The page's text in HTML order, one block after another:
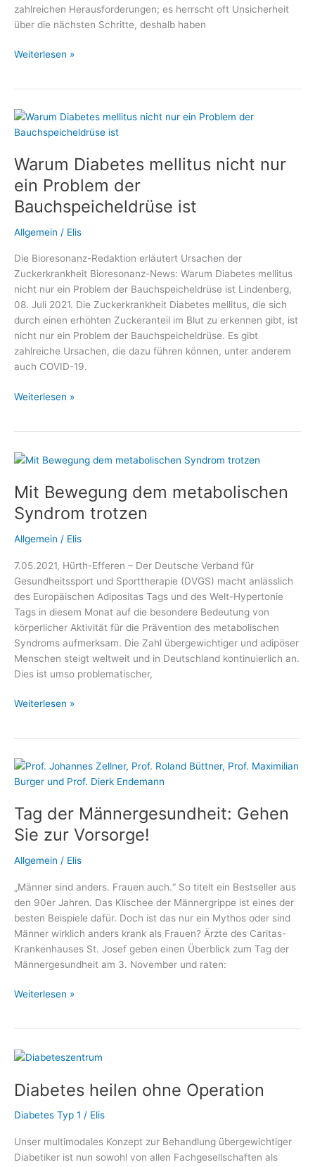
zahlreichen Herausforderungen; es herrscht oft Unsicherheit
über die nächsten Schritte, deshalb haben
Vor
Medizin
und
Fachmediziner
und
Wellness
Weiterlesen »
Warum Diabetes mellitus nicht nur
ein Problem der
Bauchspeicheldrüse ist
Allgemein / Elis
Die Bioresonanz-Redaktion erläutert Ursachen der
Zuckerkrankheit Bioresonanz-News: Warum Diabetes mellitus
nicht nur ein Problem der Bauchspeicheldrüse ist Lindenberg,
08. Juli 2021. Die Zuckerkrankheit Diabetes mellitus, die sich
durch einen erhöhten Zuckeranteil im Blut zu erkennen gibt, ist
nicht nur ein Problem der Bauchspeicheldrüse. Es gibt
zahlreiche Ursachen, die dazu führen können, unter anderem
auch COVID-19.
Warum
nur
Problem
der
Bauchspeicheldrüse
ist
Weiterlesen »
Mit Bewegung dem metabolischen
Syndrom trotzen
Allgemein / Elis
7.05.2021, Hürth-Efferen – Der Deutsche Verband für
Gesundheitssport und Sporttherapie (DVGS) macht anlässlich
des Europäischen Adipositas Tags und des Welt-Hypertonie
Tags in diesem Monat auf die besondere Bedeutung von
körperlicher Aktivität für die Prävention des metabolischen
Syndroms aufmerksam. Die Zahl übergewichtiger und adipöser
Menschen steigt weltweit und in Deutschland kontinuierlich an.
Dies ist umso problematischer,
Mit
Syndrom
trotzen
Weiterlesen »
Tag der Männergesundheit: Gehen
Sie zur Vorsorge!
Allgemein / Elis
„Männer sind anders. Frauen auch.“ So titelt ein Bestseller aus
den 90er Jahren. Das Klischee der Männergrippe ist eines der
besten Beispiele dafür. Doch ist das nur ein Mythos oder sind
Männer wirklich anders krank als Frauen? Ärzte des Caritas-
Krankenhauses St. Josef geben einen Überblick zum Tag der
Männergesundheit am 3. November und raten:
Tag
Sie
Vorsorge!
Weiterlesen »
Diabetes heilen ohne Operation
Diabetes Typ 1 / Elis
Unser multimodales Konzept zur Behandlung übergewichtiger
Diabetiker ist nun sowohl von allen Fachgesellschaften als